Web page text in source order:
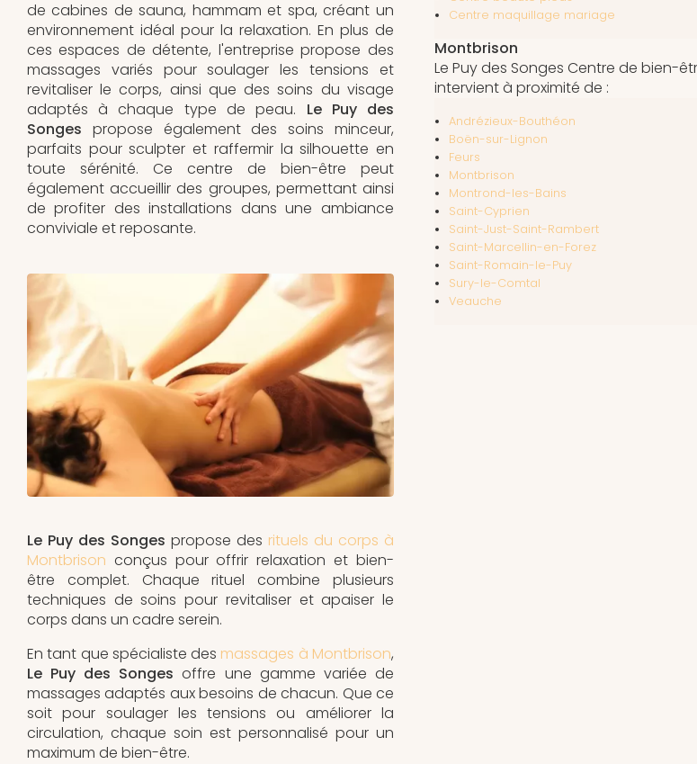
de cabines de sauna, hammam et spa, créant un
environnement idéal pour la relaxation. En plus de
ces espaces de détente, l'entreprise propose des
massages variés pour soulager les tensions et
revitaliser le corps, ainsi que des soins du visage
adaptés à chaque type de peau. Le Puy des
Songes propose également des soins minceur,
parfaits pour sculpter et raffermir la silhouette en
toute sérénité. Ce centre de bien-être peut
également accueillir des groupes, permettant ainsi
de profiter des installations dans une ambiance
conviviale et reposante.
Le Puy des Songes propose des rituels du corps à
Montbrison conçus pour offrir relaxation et bien-
être complet. Chaque rituel combine plusieurs
techniques de soins pour revitaliser et apaiser le
corps dans un cadre serein.
En tant que spécialiste des massages à Montbrison,
Le Puy des Songes offre une gamme variée de
massages adaptés aux besoins de chacun. Que ce
soit pour soulager les tensions ou améliorer la
circulation, chaque soin est personnalisé pour un
maximum de bien-être.
Centre maquillage mariage
Montbrison
Le Puy des Songes Centre de bien-
intervient à proximité de :
Andrézieux-Bouthéon
Boën-sur-Lignon
Feurs
Montbrison
Montrond-les-Bains
Saint-Cyprien
Saint-Just-Saint-Rambert
Saint-Marcellin-en-Forez
Saint-Romain-le-Puy
Sury-le-Comtal
Veauche